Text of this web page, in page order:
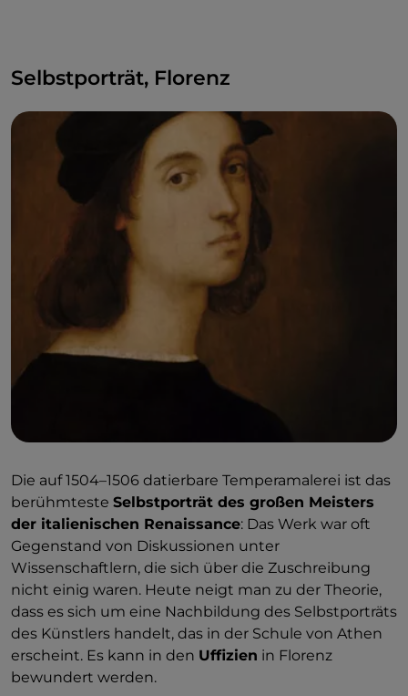
Selbstporträt, Florenz
Die auf 1504–1506 datierbare Temperamalerei ist das
berühmteste Selbstporträt des großen Meisters
der italienischen Renaissance: Das Werk war oft
Gegenstand von Diskussionen unter
Wissenschaftlern, die sich über die Zuschreibung
nicht einig waren. Heute neigt man zu der Theorie,
dass es sich um eine Nachbildung des Selbstporträts
des Künstlers handelt, das in der Schule von Athen
erscheint. Es kann in den Uffizien in Florenz
bewundert werden.